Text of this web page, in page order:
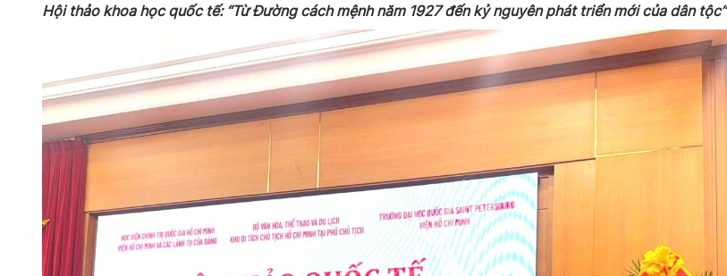
Hội thảo khoa học quốc tế: “Từ Đường cách mệnh năm 1927 đến kỷ nguyên phát triển mới của dân tộc”